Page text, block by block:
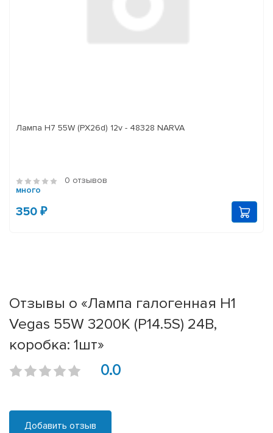
Лампа H7 55W (PX26d) 12v - 48328 NARVA
0 отзывов
много
350 ₽
Отзывы о «Лампа галогенная H1
Vegas 55W 3200K (P14.5S) 24В,
коробка: 1шт»
0.0
Добавить отзыв